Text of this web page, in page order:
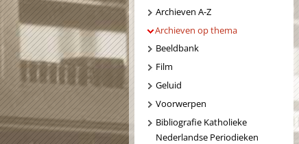
Archieven A-Z
Archieven op thema
Beeldbank
Film
Geluid
Voorwerpen
Bibliografie Katholieke
Nederlandse Periodieken